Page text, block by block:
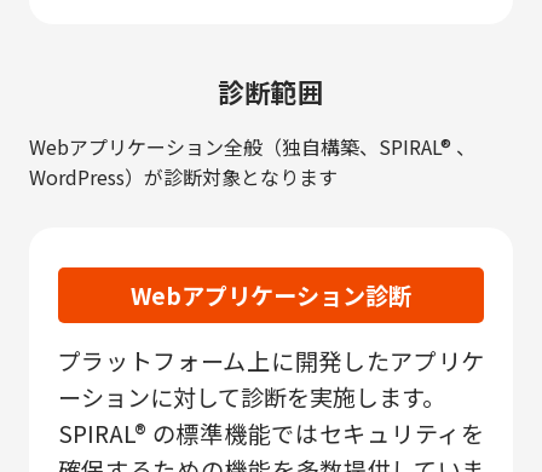
診断範囲
Webアプリケーション全般（独⾃構築、SPIRAL® 、
WordPress）が診断対象となります
Webアプリケーション診断
プラットフォーム上に開発したアプリケ
ーションに対して診断を実施します。
SPIRAL® の標準機能ではセキュリティを